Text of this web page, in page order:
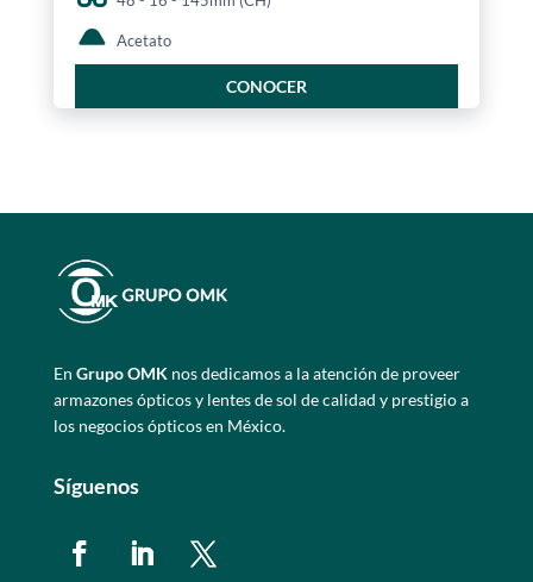
Acetato
CONOCER
En Grupo OMKnos dedicamos a la atención de proveer
armazones ópticos y lentes de sol de calidad y prestigio a
los negocios ópticos en México.
Síguenos